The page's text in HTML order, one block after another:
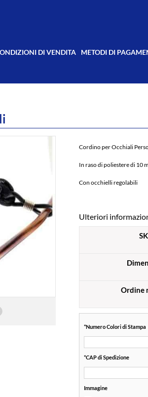
DI VENDITA METODI DI
Cordino per Occhiali
In raso di poliestere di 10
Con occhielli regolabili
Ulteriori
Ordine
*Numero Colori di Stampa
*CAP di Spedizione
Immagine